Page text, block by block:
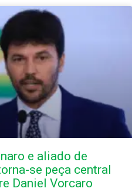
e aliado de
se peça central
Daniel Vorcaro